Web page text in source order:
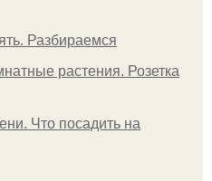
Разбираемся
растения. Розетка
Что посадить на